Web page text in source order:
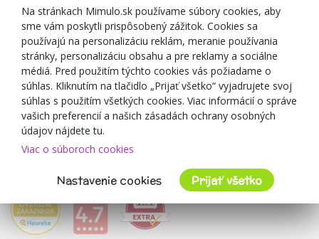
Zľavové kupóny
Blog
O predajcovi
Mimulo.sk
Obchodné podmienky
Ochrana osobných údajov GDPR
Kontakty
Spolupracujeme
Na stránkach Mimulo.sk používame súbory cookies, aby
sme vám poskytli prispôsobený zážitok. Cookies sa
používajú na personalizáciu reklám, meranie používania
stránky, personalizáciu obsahu a pre reklamy a sociálne
médiá. Pred použitím týchto cookies vás požiadame o
súhlas. Kliknutím na tlačidlo „Prijať všetko“ vyjadrujete svoj
súhlas s použitím všetkých cookies. Viac informácií o správe
vašich preferencií a našich zásadách ochrany osobných
údajov nájdete tu.
Viac o súboroch cookies
Nastavenie cookies Prijať všetko